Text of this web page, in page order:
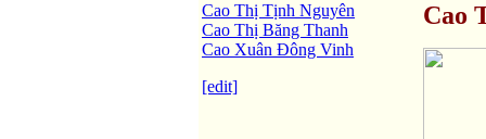
Cao Thị Tịnh Nguyên
Cao Thị Băng Thanh
Cao Xuân Đông Vinh
[edit]
Cao